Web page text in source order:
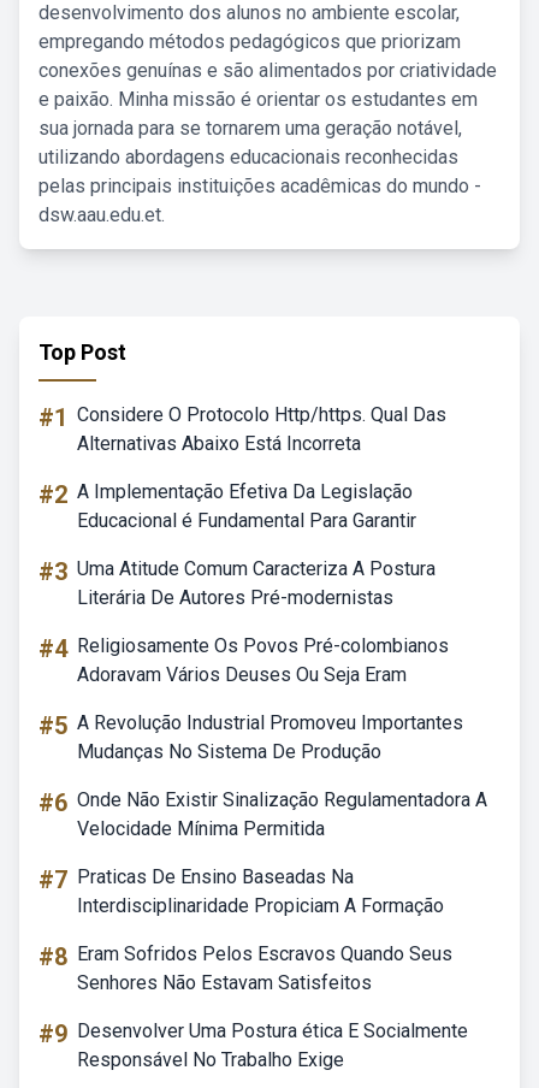
desenvolvimento dos alunos no ambiente escolar,
empregando métodos pedagógicos que priorizam
conexões genuínas e são alimentados por criatividade
e paixão. Minha missão é orientar os estudantes em
sua jornada para se tornarem uma geração notável,
utilizando abordagens educacionais reconhecidas
pelas principais instituições acadêmicas do mundo -
dsw.aau.edu.et.
Top Post
#1 Considere O Protocolo Http/https. Qual Das
Alternativas Abaixo Está Incorreta
#2 A Implementação Efetiva Da Legislação
Educacional é Fundamental Para Garantir
#3 Uma Atitude Comum Caracteriza A Postura
Literária De Autores Pré-modernistas
#4 Religiosamente Os Povos Pré-colombianos
Adoravam Vários Deuses Ou Seja Eram
#5 A Revolução Industrial Promoveu Importantes
Mudanças No Sistema De Produção
#6 Onde Não Existir Sinalização Regulamentadora A
Velocidade Mínima Permitida
#7 Praticas De Ensino Baseadas Na
Interdisciplinaridade Propiciam A Formação
#8 Eram Sofridos Pelos Escravos Quando Seus
Senhores Não Estavam Satisfeitos
#9 Desenvolver Uma Postura ética E Socialmente
Responsável No Trabalho Exige